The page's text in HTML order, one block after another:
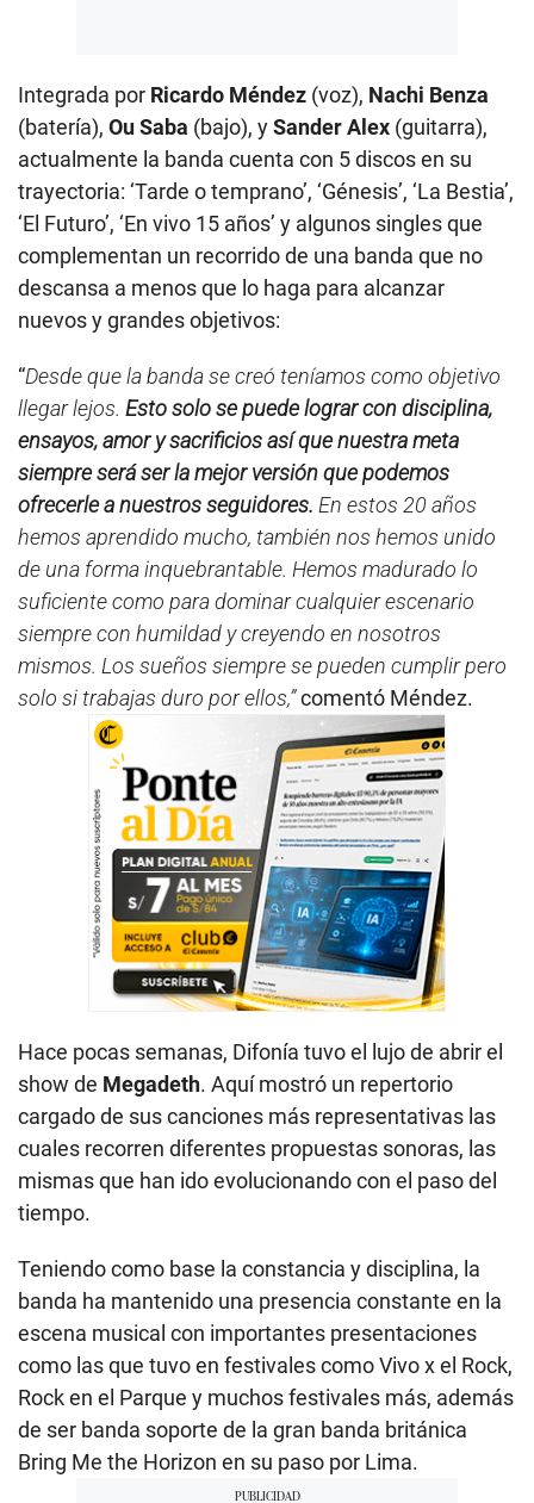
Integrada por Ricardo Méndez (voz), Nachi Benza
(batería), Ou Saba (bajo), ySander Alex (guitarra),
actualmente la banda cuenta con 5 discos en su
trayectoria: ‘Tarde o temprano’, ‘Génesis’, ‘La Bestia’,
‘El Futuro’, ‘En vivo 15 años’ y algunos singles que
complementan un recorrido de una banda que no
descansa a menos que lo haga para alcanzar
nuevos y grandes objetivos:
“Desde que la banda se creó teníamos como objetivo
llegar lejos. Esto solo se puede lograr con disciplina,
ensayos, amor y sacrificios así que nuestra meta
siempre será ser la mejor versión que podemos
ofrecerle a nuestros seguidores. En estos 20 años
hemos aprendido mucho, también nos hemos unido
de una forma inquebrantable. Hemos madurado lo
suficiente como para dominar cualquier escenario
siempre con humildad y creyendo en nosotros
mismos. Los sueños siempre se pueden cumplir pero
solo si trabajas duro por ellos,”comentó Méndez.
Hace pocas semanas, Difonía tuvo el lujo de abrir el
show de Megadeth. Aquí mostró un repertorio
cargado de sus canciones más representativas las
cuales recorren diferentes propuestas sonoras, las
mismas que han ido evolucionando con el paso del
tiempo.
Teniendo como base la constancia y disciplina, la
banda ha mantenido una presencia constante en la
escena musical con importantes presentaciones
como las que tuvo en festivales como Vivo x el Rock,
Rock en el Parque y muchos festivales más, además
de ser banda soporte de la gran banda británica
Bring Me the Horizon en su paso por Lima.